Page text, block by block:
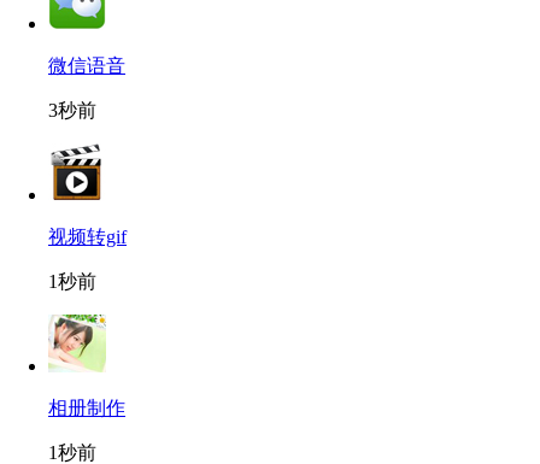
微信语音
3秒前
视频转gif
1秒前
相册制作
1秒前